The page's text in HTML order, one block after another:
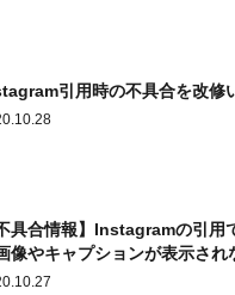
引用時の不具合を改修
不具合情報】Instagramの引用
像やキャプションが表示され